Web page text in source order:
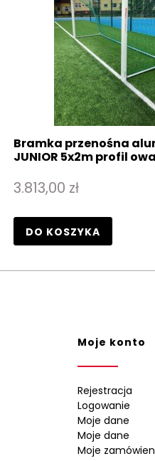
Bramka przenośna
JUNIOR 5x2m profil
3.813,00 zł
DO KOSZYKA
Moje konto
Rejestracja
Logowanie
Moje dane
Moje dane
Moje